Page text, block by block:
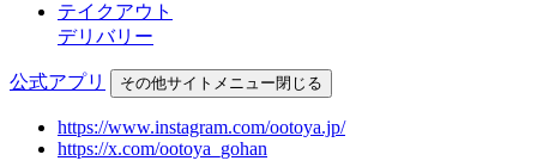
テイクアウト
デリバリー
公式アプリ その他サイトメニュー閉じる
https://www.instagram.com/ootoya.jp/
https://x.com/ootoya_gohan